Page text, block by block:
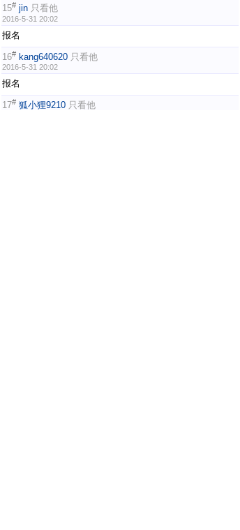
15# jin 只看他
2016-5-31 20:02
报名
16# kang640620 只看他
2016-5-31 20:02
报名
17# 狐小狸9210 只看他